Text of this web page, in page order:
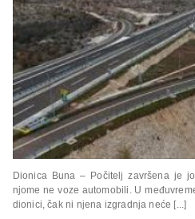
Dionica Buna – Počitelj završena je
njome ne voze automobili. U
dionici, čak ni njena izgradnja neće [...]